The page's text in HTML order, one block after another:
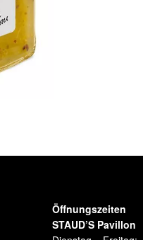
Öffnungszeiten
STAUD’S Pavillon